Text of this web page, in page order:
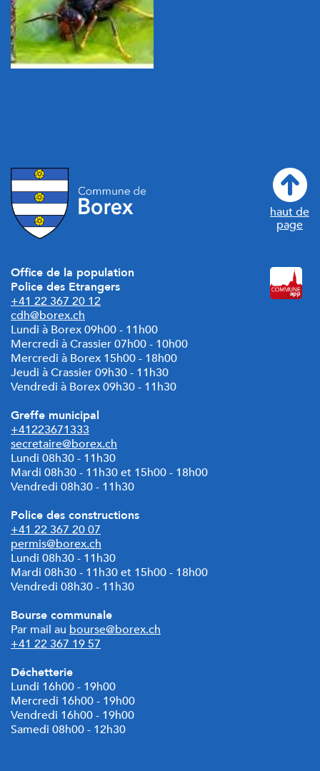
Office de la population
Police des Etrangers
+41 22 367 20 12
cdh@borex.ch
Lundi à Borex 09h00 - 11h00
Mercredi à Crassier 07h00 - 10h00
Mercredi à Borex 15h00 - 18h00
Jeudi à Crassier 09h30 - 11h30
Vendredi à Borex 09h30 - 11h30
Greffe municipal
+41223671333
secretaire@borex.ch
Lundi 08h30 - 11h30
Mardi 08h30 - 11h30 et 15h00 - 18h00
Vendredi 08h30 - 11h30
Police des constructions
+41 22 367 20 07
permis@borex.ch
Lundi 08h30 - 11h30
Mardi 08h30 - 11h30 et 15h00 - 18h00
Vendredi 08h30 - 11h30
Bourse communale
Par mail au bourse@borex.ch
+41 22 367 19 57
Déchetterie
Lundi 16h00 - 19h00
Mercredi 16h00 - 19h00
Vendredi 16h00 - 19h00
Samedi 08h00 - 12h30
haut de
page